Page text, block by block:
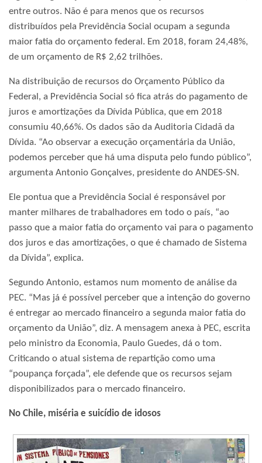
entre outros. Não é para menos que os recursos
distribuídos pela Previdência Social ocupam a segunda
maior fatia do orçamento federal. Em 2018, foram 24,48%,
de um orçamento de R$ 2,62 trilhões.
Na distribuição de recursos do Orçamento Público da
Federal, a Previdência Social só fica atrás do pagamento de
juros e amortizações da Dívida Pública, que em 2018
consumiu 40,66%. Os dados são da Auditoria Cidadã da
Dívida. “Ao observar a execução orçamentária da União,
podemos perceber que há uma disputa pelo fundo público”,
argumenta Antonio Gonçalves, presidente do ANDES-SN.
Ele pontua que a Previdência Social é responsável por
manter milhares de trabalhadores em todo o país, “ao
passo que a maior fatia do orçamento vai para o pagamento
dos juros e das amortizações, o que é chamado de Sistema
da Dívida”, explica.
Segundo Antonio, estamos num momento de análise da
PEC. “Mas já é possível perceber que a intenção do governo
é entregar ao mercado financeiro a segunda maior fatia do
orçamento da União”, diz. A mensagem anexa à PEC, escrita
pelo ministro da Economia, Paulo Guedes, dá o tom.
Criticando o atual sistema de repartição como uma
“poupança forçada”, ele defende que os recursos sejam
disponibilizados para o mercado financeiro.
No Chile, miséria e suicídio de idosos